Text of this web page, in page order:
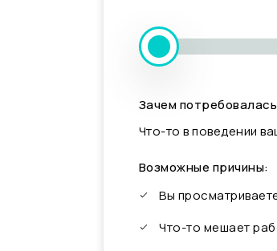
Зачем
Что-то в поведении
Возможные причины:
Вы
Что-то мешает